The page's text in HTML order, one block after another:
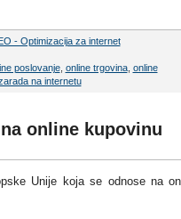
- Optimizacija za internet
poslovanje, online trgovina, online
na internetu
online kupovinu
Unije koja se odnose na